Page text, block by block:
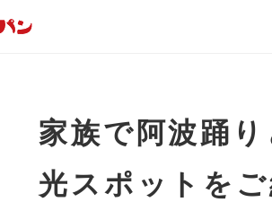
家族で阿波踊
光スポットを